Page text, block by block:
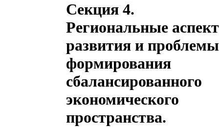
Секция 4.
Региональные
развития и проблемы
формирования
сбалансированного
экономического
пространства.